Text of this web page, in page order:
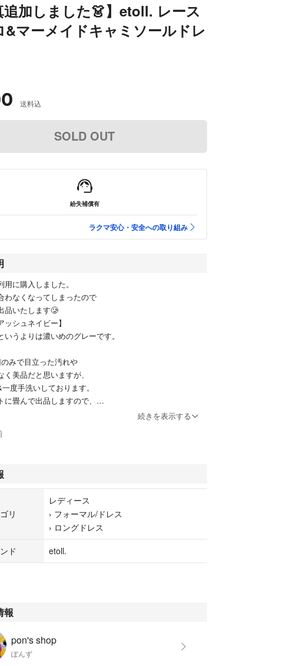
追加しました👗】etoll. レース
&マーメイドキャミソールドレ
送料込
SOLD OUT
紛失補償有
ラクマ安心・安全への取り組み
用に購入しました。
わなくなってしまったので
品いたします🥲
ッシュネイビー】
いうよりは濃いめのグレーです。
みで目立った汚れや
く美品だと思いますが、
度手洗いしております。
に畳んで出品しますので、
ロがワンピースとバランスが良く、
の調整があまりききませんが、
マーメイドのラインが
ため気に入っておりました☺︎
税込
より抜粋です。
るレースを使ったショートボレロは、ピンタックデザイン
クスタイルにもこだわりました。
イドラインが歩くたびに美しく揺れ動いてくれるキャミワ
っきりとした落ち感のあるシルエットでシンプルながらも
続きを表示する
リ
レディース
› フォーマル/ドレス
› ロングドレス
ド
etoll.
報
pon's shop
ぽんず